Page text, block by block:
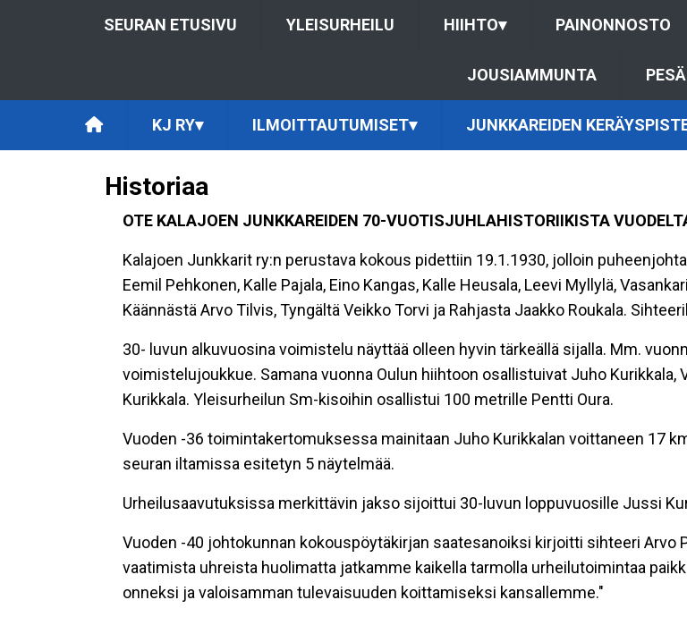
SEURAN ETUSIVU YLEISURHEILU HIIHTO▾ PAINONNOSTO
JOUSIAMMUNTA
KJ RY▾ ILMOITTAUTUMISET▾ JUNKKAREIDEN
Historiaa
OTE KALAJOEN JUNKKAREIDEN 70-VUOTISJUHLAHISTORIIKISTA
Kalajoen Junkkarit ry:n perustava kokous pidettiin 19.1.1930, jolloin
Eemil Pehkonen, Kalle Pajala, Eino Kangas, Kalle Heusala, Leevi Myllylä,
Käännästä Arvo Tilvis, Tyngältä Veikko Torvi ja Rahjasta Jaakko Roukala.
30- luvun alkuvuosina voimistelu näyttää olleen hyvin tärkeällä sijalla. Mm.
voimistelujoukkue. Samana vuonna Oulun hiihtoon osallistuivat Juho Kurikkala,
Kurikkala. Yleisurheilun Sm-kisoihin osallistui 100 metrille Pentti Oura.
Vuoden -36 toimintakertomuksessa mainitaan Juho Kurikkalan voittaneen 17
seuran iltamissa esitetyn 5 näytelmää.
Urheilusaavutuksissa merkittävin jakso sijoittui 30-luvun loppuvuosille Jussi
Vuoden -40 johtokunnan kokouspöytäkirjan saatesanoiksi kirjoitti sihteeri Arvo
vaatimista uhreista huolimatta jatkamme kaikella tarmolla urheilutoimintaa
onneksi ja valoisamman tulevaisuuden koittamiseksi kansallemme."